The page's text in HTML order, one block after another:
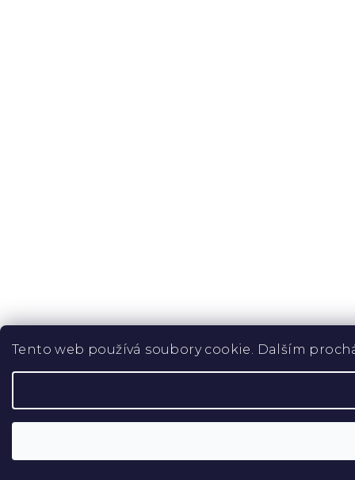
Tento web používá soubory cookie. Dalším